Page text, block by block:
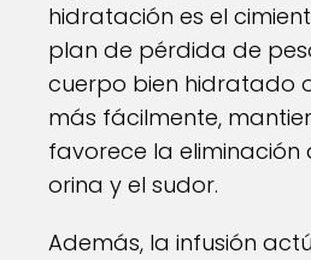
hidratación es el
plan de pérdida de
cuerpo bien hidratado
más fácilmente,
favorece la eliminación
orina y el sudor.
Además, la infusión